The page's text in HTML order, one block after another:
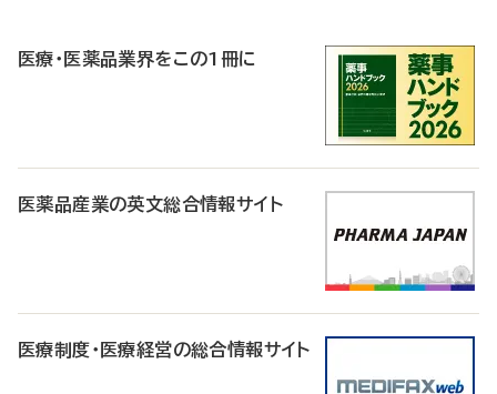
医療・医薬品業界をこの1冊に
医薬品産業の英文総合情報サイト
医療制度・医療経営の総合情報サイト